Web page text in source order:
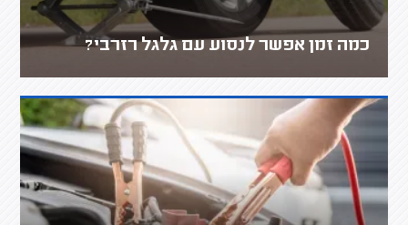
כמה זמן אפשר לנסוע עם גלגל רזרבי?